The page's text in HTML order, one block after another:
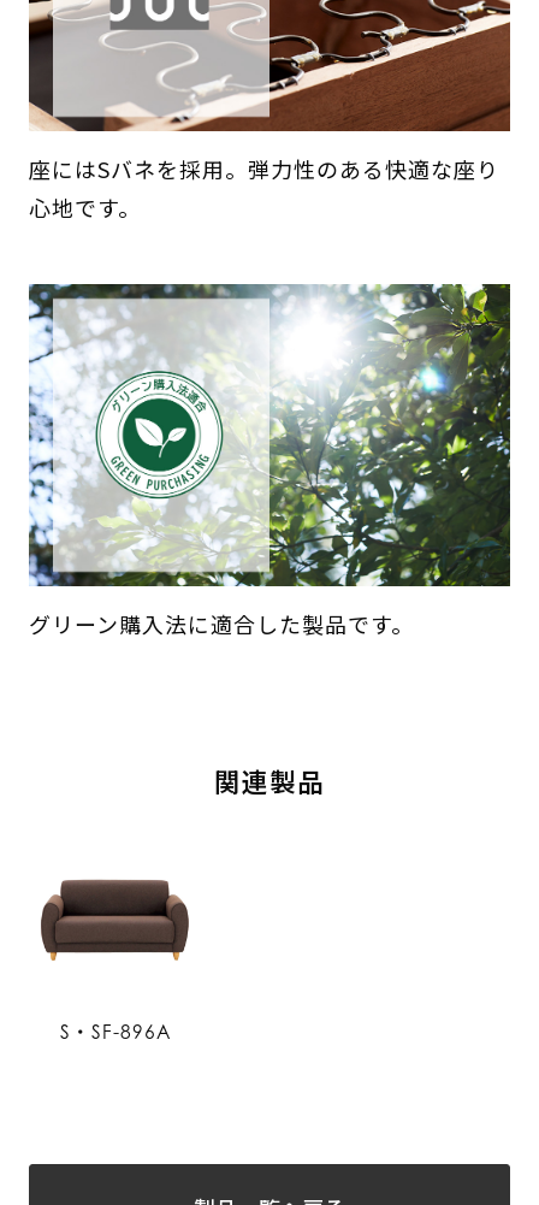
座にはSバネを採用。弾力性のある快適な座り
心地です。
グリーン購入法に適合した製品です。
関連製品
S・SF-896A